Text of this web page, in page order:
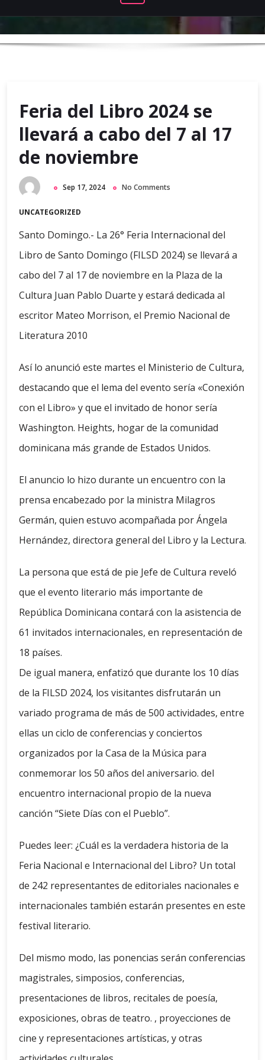
Feria del Libro 2024 se
llevará a cabo del 7 al 17
de noviembre
Sep 17, 2024 No Comments
UNCATEGORIZED
Santo Domingo.- La 26° Feria Internacional del
Libro de Santo Domingo (FILSD 2024) se llevará a
cabo del 7 al 17 de noviembre en la Plaza de la
Cultura Juan Pablo Duarte y estará dedicada al
escritor Mateo Morrison, el Premio Nacional de
Literatura 2010
Así lo anunció este martes el Ministerio de Cultura,
destacando que el lema del evento sería «Conexión
con el Libro» y que el invitado de honor sería
Washington. Heights, hogar de la comunidad
dominicana más grande de Estados Unidos.
El anuncio lo hizo durante un encuentro con la
prensa encabezado por la ministra Milagros
Germán, quien estuvo acompañada por Ángela
Hernández, directora general del Libro y la Lectura.
La persona que está de pie Jefe de Cultura reveló
que el evento literario más importante de
República Dominicana contará con la asistencia de
61 invitados internacionales, en representación de
18 países.
De igual manera, enfatizó que durante los 10 días
de la FILSD 2024, los visitantes disfrutarán un
variado programa de más de 500 actividades, entre
ellas un ciclo de conferencias y conciertos
organizados por la Casa de la Música para
conmemorar los 50 años del aniversario. del
encuentro internacional propio de la nueva
canción “Siete Días con el Pueblo”.
Puedes leer: ¿Cuál es la verdadera historia de la
Feria Nacional e Internacional del Libro? Un total
de 242 representantes de editoriales nacionales e
internacionales también estarán presentes en este
festival literario.
Del mismo modo, las ponencias serán conferencias
magistrales, simposios, conferencias,
presentaciones de libros, recitales de poesía,
exposiciones, obras de teatro. , proyecciones de
cine y representaciones artísticas, y otras